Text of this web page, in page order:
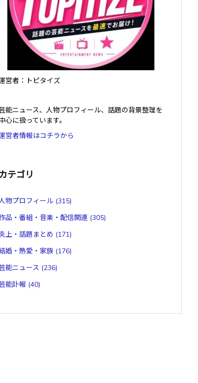
営者：トピタイズ
能ニュース、人物プロフィール、話題の背景整理を
心に扱っています。
営者情報はコチラから
カテゴリ
物プロフィール (315)
品・番組・音楽・配信関連 (305)
上・話題まとめ (171)
婚・熱愛・家族 (176)
能ニュース (236)
能訃報 (40)